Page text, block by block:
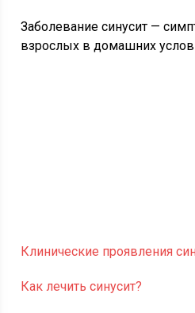
Заболевание синусит —
взрослых в домашних
Клинические проявления
Как лечить синусит?